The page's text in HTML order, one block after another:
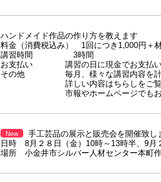
ハンドメイド作品の作り方を教えます
料金（消費税込み） 1回につき1,000円＋
講習時間 3時間
お支払い 講習の日に現金でお支払い
その他 毎月、様々な講習内容を計画
詳しい内容はちらしをご覧く
市報やホームページでもお知
New
手工芸品の展示と販売会を開催致し
日時 8月２８日（金）10時～13時半、9月
場所 小金井市シルバー人材センター本町